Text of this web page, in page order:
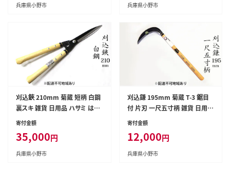
兵庫県小野市 兵庫県小野市
刈込鋏 210mm 菊蔵 短柄 白鋼
裏スキ 雑貨 日用品 ハサミ はさ
み
寄付金額
35,000円
兵庫県小野市
刈込鎌 195mm 菊蔵 T-3 鋸目
付 片刃 一尺五寸柄 雑貨 日用品
かま
寄付金額
12,000円
兵庫県小野市